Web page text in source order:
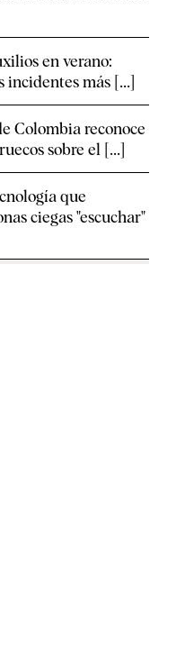
en verano:
incidentes más [...]
Colombia reconoce
sobre el [...]
que
ciegas "escuchar"